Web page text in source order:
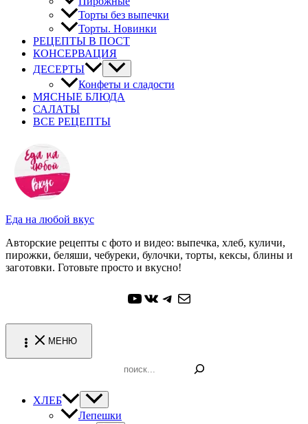
Торты без выпечки
Торты. Новинки
РЕЦЕПТЫ В ПОСТ
КОНСЕРВАЦИЯ
ДЕСЕРТЫ
Конфеты и сладости
МЯСНЫЕ БЛЮДА
САЛАТЫ
ВСЕ РЕЦЕПТЫ
Еда на любой вкус
Авторские рецепты с фото и видео: выпечка, хлеб, куличи,
пирожки, беляши, чебуреки, булочки, торты, кексы, блины и
заготовки. Готовьте просто и вкусно!
YouTube
ВКонтакте
Telegram
Почта
МЕНЮ
ХЛЕБ
Лепешки